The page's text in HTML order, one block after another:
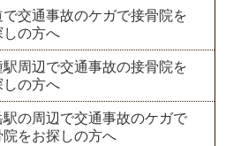
で交通事故のケガで接骨院を
しの方へ
駅周辺で交通事故の接骨院を
しの方へ
駅の周辺で交通事故のケガで
院をお探しの方へ